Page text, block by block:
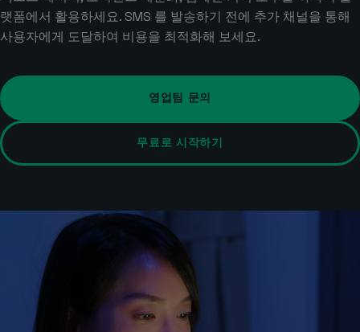
랫폼에서 활용하세요. SMS 를 발송하기 전에 추가 채널을 통해
사용자에게 도달하여 비용을 최적화해 보세요.
영업팀 문의
무료로 시작하기